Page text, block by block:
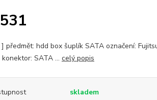
předmět: hdd box šuplík SATA označení:
SATA ... celý popis
skladem